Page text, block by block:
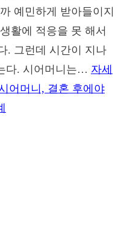
예민하게 받아들이지
활에 적응을 못 해서
. 그런데 시간이 지나
다. 시어머니는… 자세
어머니, 결혼 후에야